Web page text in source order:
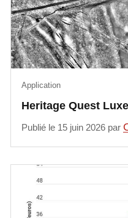
Heritage Quest
Application
Publié le 15 juin 2026 par